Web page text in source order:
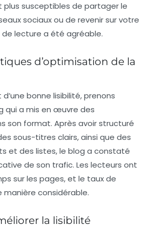
plus susceptibles de partager le
sociaux ou de revenir sur votre
de lecture a été agréable.
d’optimisation de la
d’une bonne lisibilité, prenons
qui a mis en œuvre des
son format. Après avoir structuré
sous-titres clairs, ainsi que des
et des listes, le blog a constaté
de son trafic. Les lecteurs ont
sur les pages, et le taux de
considérable.
la lisibilité